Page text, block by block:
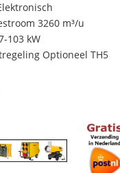
3260 m³/u
103 kW
Optioneel TH5